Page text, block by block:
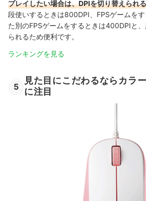
プレイしたい場合は、DPIを切り替えられ
段使いするときは800DPI、FPSゲームを
た別のFPSゲームをするときは400DPIと
られるため便利です。
ランキングを見る
5
見た目にこだわるならカラ
に注目